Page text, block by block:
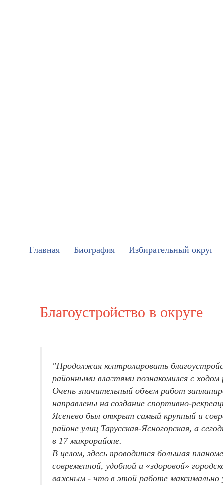
Главная Биография Избирательный округ
Благоустройство в округе
"Продолжая контролировать
районными властями познакомился с
Очень значительный объем работ
направлены на создание спортивно-
Ясенево был открыт самый крупный и
районе улиц Тарусская-Ясногорская, а
в 17 микрорайоне.
В целом, здесь проводится большая
современной, удобной и «здоровой»
важным - что в этой работе